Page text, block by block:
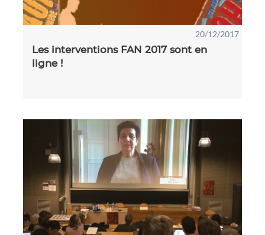
20/12/2017
Les interventions FAN 2017 sont en
ligne !